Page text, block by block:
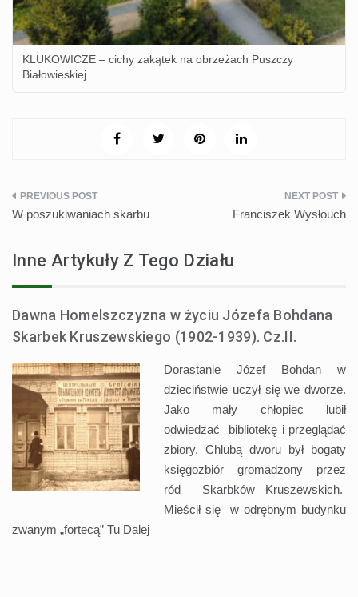
KLUKOWICZE – cichy zakątek na obrzeżach Puszczy
Białowieskiej
Nawigacja
W poszukiwaniach skarbu Franciszek Wysłouch
Inne Artykuły Z Tego Działu
Dawna Homelszczyzna w życiu Józefa Bohdana
Skarbek Kruszewskiego (1902-1939). Cz.II.
Dorastanie Józef Bohdan w
dzieciństwie uczył się we dworze.
Jako mały chłopiec lubił
odwiedzać bibliotekę i przeglądać
zbiory. Chlubą dworu był bogaty
księgozbiór gromadzony przez
ród Skarbków Kruszewskich.
Mieścił się w odrębnym budynku
zwanym „fortecą” Tu Dalej